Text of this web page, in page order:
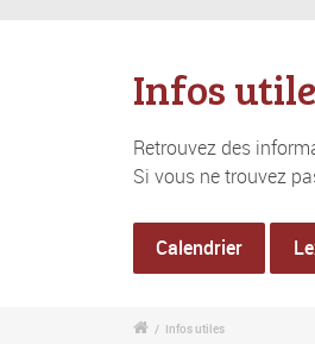
Infos
Retrouvez des
Si vous ne trouvez
Calendrier
/ Infos utiles